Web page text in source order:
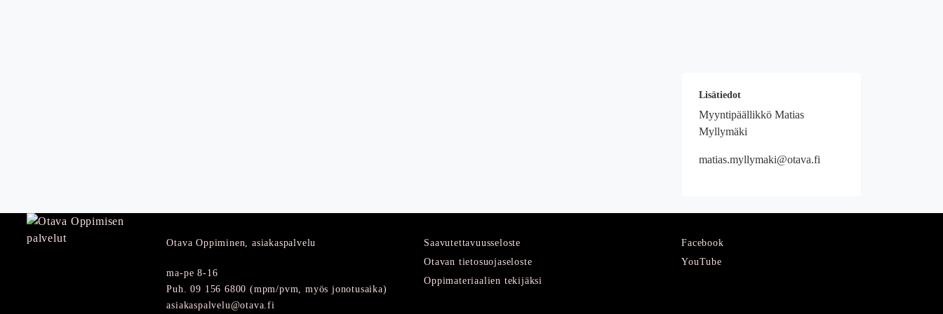
Lisätiedot
Myyntipäällikkö Matias
Myllymäki
matias.myllymaki@otava.fi
Otava Oppiminen, asiakaspalvelu
ma-pe 8-16
Puh. 09 156 6800 (mpm/pvm, myös jonotusaika)
asiakaspalvelu@otava.fi
Saavutettavuusseloste
Otavan tietosuojaseloste
Oppimateriaalien tekijäksi
Facebook
YouTube